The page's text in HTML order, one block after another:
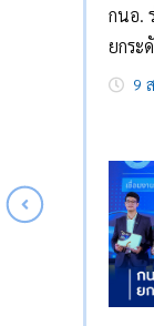
กนอ.
ยกระ
9